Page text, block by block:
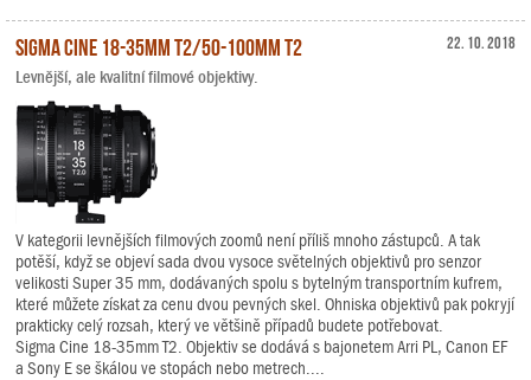
22. 10. 2018
Sigma Cine 18-35mm T2/50-100mm T2
Levnější, ale kvalitní filmové objektivy.
V kategorii levnějších filmových zoomů není příliš mnoho zástupců. A tak
potěší, když se objeví sada dvou vysoce světelných objektivů pro senzor
velikosti Super 35 mm, dodávaných spolu s bytelným transportním kufrem,
které můžete získat za cenu dvou pevných skel. Ohniska objektivů pak pokryjí
prakticky celý rozsah, který ve většině případů budete potřebovat.
Sigma Cine 18-35mm T2. Objektiv se dodává s bajonetem Arri PL, Canon EF
a Sony E se škálou ve stopách nebo metrech....